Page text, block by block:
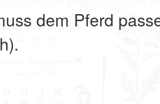
dem Pferd